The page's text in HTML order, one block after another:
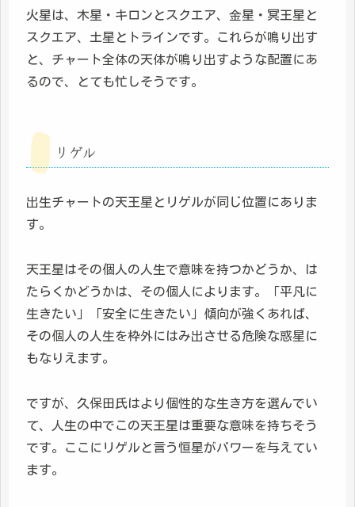
火星は、木星・キロンとスクエア、金星・冥王星と
スクエア、土星とトラインです。これらが鳴り出す
と、チャート全体の天体が鳴り出すような配置にあ
るので、とても忙しそうです。
リゲル
出生チャートの天王星とリゲルが同じ位置にありま
す。
天王星はその個人の人生で意味を持つかどうか、は
たらくかどうかは、その個人によります。「平凡に
生きたい」「安全に生きたい」傾向が強くあれば、
その個人の人生を枠外にはみ出させる危険な惑星に
もなりえます。
ですが、久保田氏はより個性的な生き方を選んでい
て、人生の中でこの天王星は重要な意味を持ちそう
です。ここにリゲルと言う恒星がパワーを与えてい
ます。